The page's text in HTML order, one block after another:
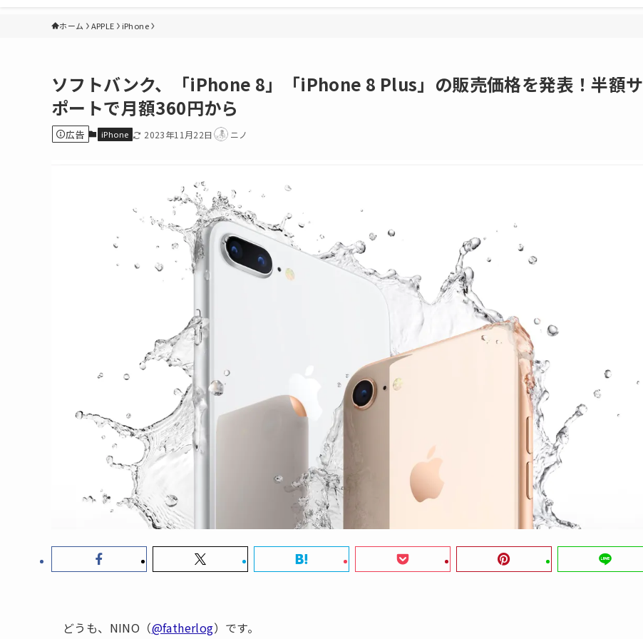
ホーム APPLE iPhone
ソフトバンク、「iPhone 8」「iPhone 8 Plus」の販売価格を発表！半額サ
ポートで月額360円から
広告 iPhone 2023年11月22日 ニノ
どうも、NINO（@fatherlog）です。